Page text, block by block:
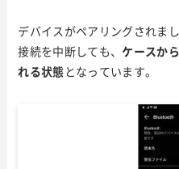
デバイスがペアリングされま
接続を中断しても、ケースか
れる状態 となっています。